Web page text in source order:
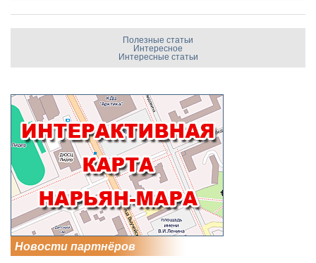
Полезные статьи
Интересное
Интересные статьи
Новости партнёров